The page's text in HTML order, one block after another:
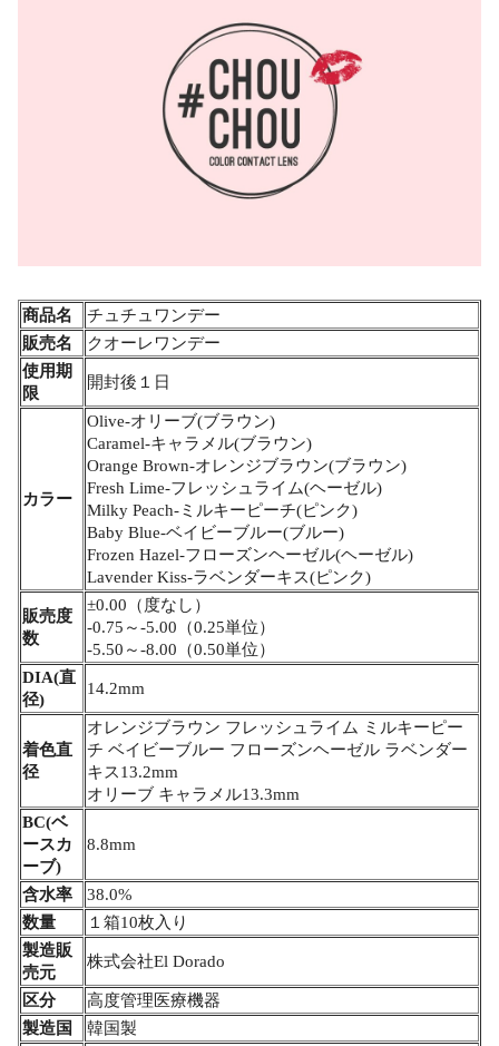
商品名
チュチュワンデー
販売名
クオーレワンデー
使用期
限
開封後１日
カラー
Olive-オリーブ(ブラウン)
Caramel-キャラメル(ブラウン)
Orange Brown-オレンジブラウン(ブラウン)
Fresh Lime-フレッシュライム(ヘーゼル)
Milky Peach-ミルキーピーチ(ピンク)
Baby Blue-ベイビーブルー(ブルー)
Frozen Hazel-フローズンヘーゼル(ヘーゼル)
Lavender Kiss-ラベンダーキス(ピンク)
販売度
数
±0.00（度なし）
-0.75～-5.00（0.25単位）
-5.50～-8.00（0.50単位）
DIA(直
径)
14.2mm
着色直
径
オレンジブラウン フレッシュライム ミルキーピー
チ ベイビーブルー フローズンヘーゼル ラベンダー
キス13.2mm
オリーブ キャラメル13.3mm
BC(ベ
ースカ
ーブ)
8.8mm
含水率
38.0%
数量
１箱10枚入り
製造販
売元
株式会社El Dorado
区分
高度管理医療機器
製造国
韓国製